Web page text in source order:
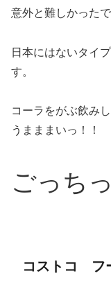
意外と難しかったで
日本にはないタイ
す。
コーラをがぶ飲み
うまままいっ！！
ごっち
コストコ フ